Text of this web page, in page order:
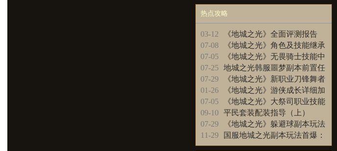
热点攻略
更多>>
03-12
《地城之光》全面评测报告
为你解析游戏好玩吗
07-08
《地城之光》角色及技能继承
介绍
07-05
《地城之光》无畏骑士技能中
文资料整理
07-25 地城之光韩服噩梦副本前置任
务简易图文攻略
07-29
《地城之光》新职业刀锋舞者
技能翻译
01-26
《地城之光》游侠成长详细加
点职业攻略
07-05
《地城之光》大祭司职业技能
中文资料整理
09-10 平民套装配装指导（上）
07-29
《地城之光》躲避球副本玩法
简单经验分享
11-29
国服地城之光副本玩法首爆：
血量决定BOSS技能